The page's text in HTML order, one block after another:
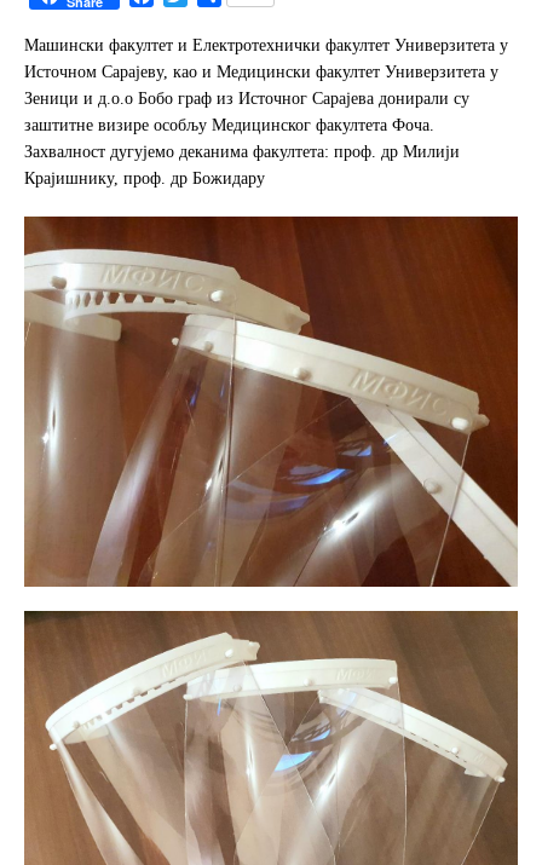
c
e
b
k
t
t
a
r
e
Машински факултет и Електротехнички факултет Универзитета у
Источном Сарајеву, као и Медицински факултет Универзитета у
Зеници и д.о.о Бобо граф из Источног Сарајева донирали су
заштитне визире особљу Медицинског факултета Фоча.
Захвалност дугујемо деканима факултета: проф. др Милији
Крајишнику, проф. др Божидару